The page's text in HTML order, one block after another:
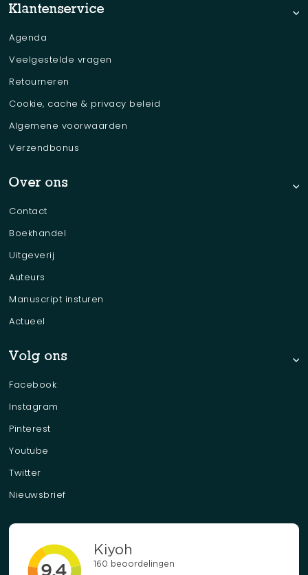
Klantenservice
Agenda
Veelgestelde vragen
Retourneren
Cookie, cache & privacy beleid
Algemene voorwaarden
Verzendbonus
Over ons
Contact
Boekhandel
Uitgeverij
Auteurs
Manuscript insturen
Actueel
Volg ons
Facebook
Instagram
Pinterest
Youtube
Twitter
Nieuwsbrief